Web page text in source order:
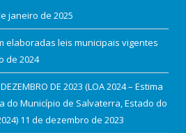
janeiro de 2025
elaboradas leis municipais vigentes
de 2024
DE 2023 (LOA 2024 – Estima
do Município de Salvaterra, Estado do
11 de dezembro de 2023